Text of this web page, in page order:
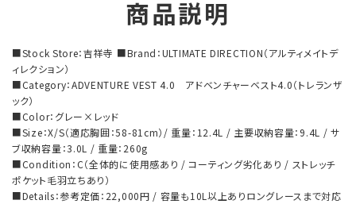
商品説明
■Stock Store：吉祥寺 ■Brand：ULTIMATE DIRECTION（アルティメイトデ
ィレクション）
■Category：ADVENTURE VEST 4.0 アドベンチャーベスト4.0（トレランザ
ック）
■Color：グレー×レッド
■Size：X/S（適応胸囲：58-81cm）/ 重量：12.4L / 主要収納容量：9.4L / サ
ブ収納容量：3.0L / 重量：260g
■Condition：C（全体的に使用感あり / コーティング劣化あり / ストレッチ
ポケット毛羽立ちあり）
■Details：参考定価：22,000円 / 容量も10L以上ありロングレースまで対応